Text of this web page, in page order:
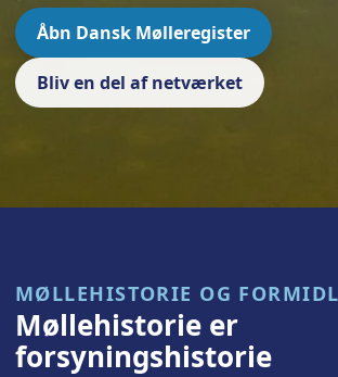
Åbn Dansk Mølleregister
Bliv en del af netværket
MØLLEHISTORIE OG
Møllehistorie er
forsyningshistorie